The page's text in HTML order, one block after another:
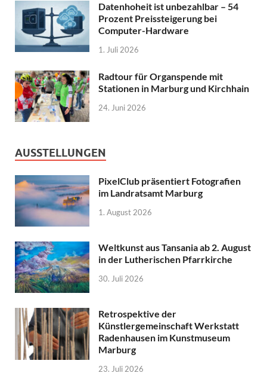
Datenhoheit ist unbezahlbar – 54
Prozent Preissteigerung bei
Computer-Hardware
1. Juli 2026
Radtour für Organspende mit
Stationen in Marburg und Kirchhain
24. Juni 2026
AUSSTELLUNGEN
PixelClub präsentiert Fotografien
im Landratsamt Marburg
1. August 2026
Weltkunst aus Tansania ab 2. August
in der Lutherischen Pfarrkirche
30. Juli 2026
Retrospektive der
Künstlergemeinschaft Werkstatt
Radenhausen im Kunstmuseum
Marburg
23. Juli 2026